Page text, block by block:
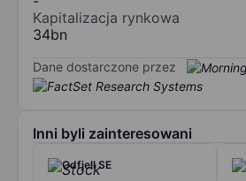
Kapitalizacja rynkowa
34bn
Dane dostarczone przez
Inni byli zainteresowani
Odfjell SE